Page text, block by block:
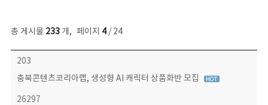
총 게시물 233개, 페이지 4/ 24
보도자료 목록 - 번호, 제목, 작성자, 파일, 조회수, 작성일 정보 제공
203
충북콘텐츠코리아랩, 생성형 AI 캐릭터 상품화반 모집
26297